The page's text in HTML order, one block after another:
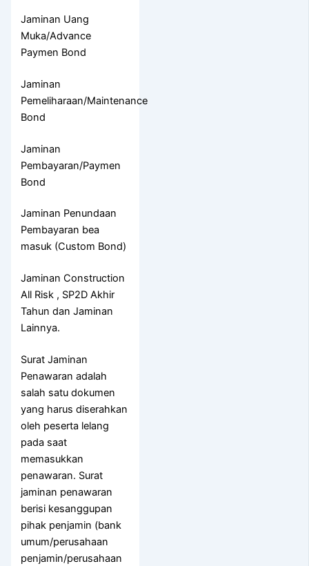
Jaminan Uang
Muka/Advance
Paymen Bond
Jaminan
Pemeliharaan/Maintenance
Bond
Jaminan
Pembayaran/Paymen
Bond
Jaminan Penundaan
Pembayaran bea
masuk (Custom Bond)
Jaminan Construction
All Risk , SP2D Akhir
Tahun dan Jaminan
Lainnya.
Surat Jaminan
Penawaran adalah
salah satu dokumen
yang harus diserahkan
oleh peserta lelang
pada saat
memasukkan
penawaran. Surat
jaminan penawaran
berisi kesanggupan
pihak penjamin (bank
umum/perusahaan
penjamin/perusahaan